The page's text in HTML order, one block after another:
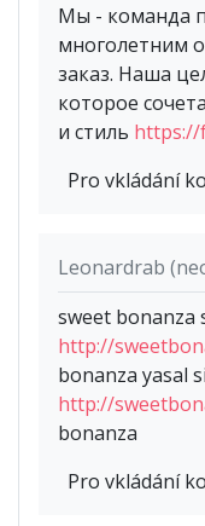
Мы - команда
многолетним
заказ. Наша
которое
и стиль
Pro vkládání
Leonardrab
sweet bonanza
http://
bonanza yasal
http://
bonanza
Pro vkládání